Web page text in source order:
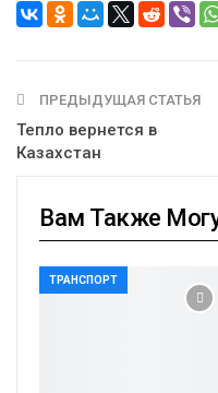
ПРЕДЫДУЩАЯ СТАТЬЯ
Тепло вернется в
Казахстан
Вам Также
ТРАНСПОРТ